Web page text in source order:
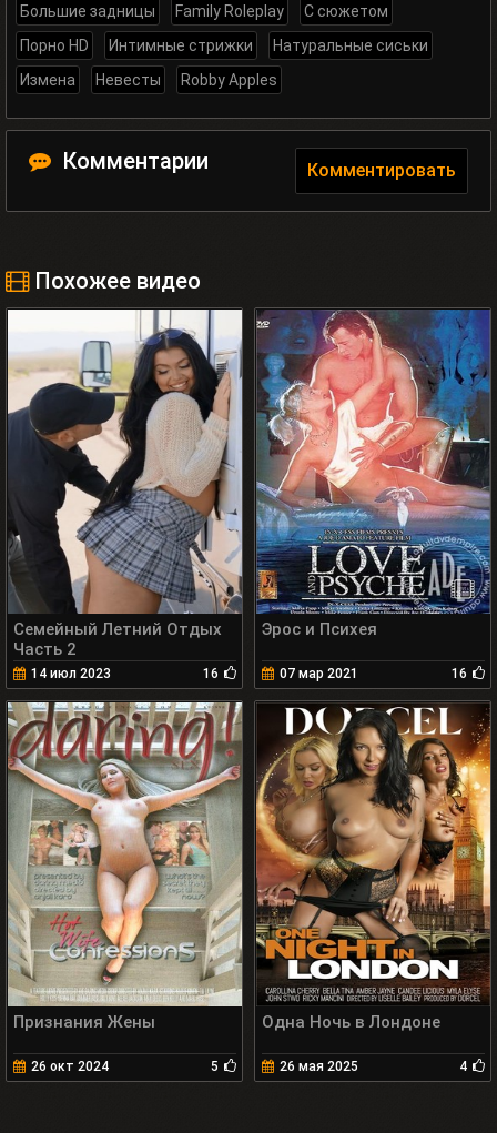
Большие задницы
Family Roleplay
С сюжетом
Порно HD
Интимные стрижки
Натуральные сиськи
Измена
Невесты Robby Apples
Комментарии Комментировать
Похожее видео
Семейный Летний Отдых
Часть 2
14 июл 2023 16
Эрос и Психея
07 мар 2021 16
Признания Жены
26 окт 2024 5
Одна Ночь в Лондоне
26 мая 2025 4